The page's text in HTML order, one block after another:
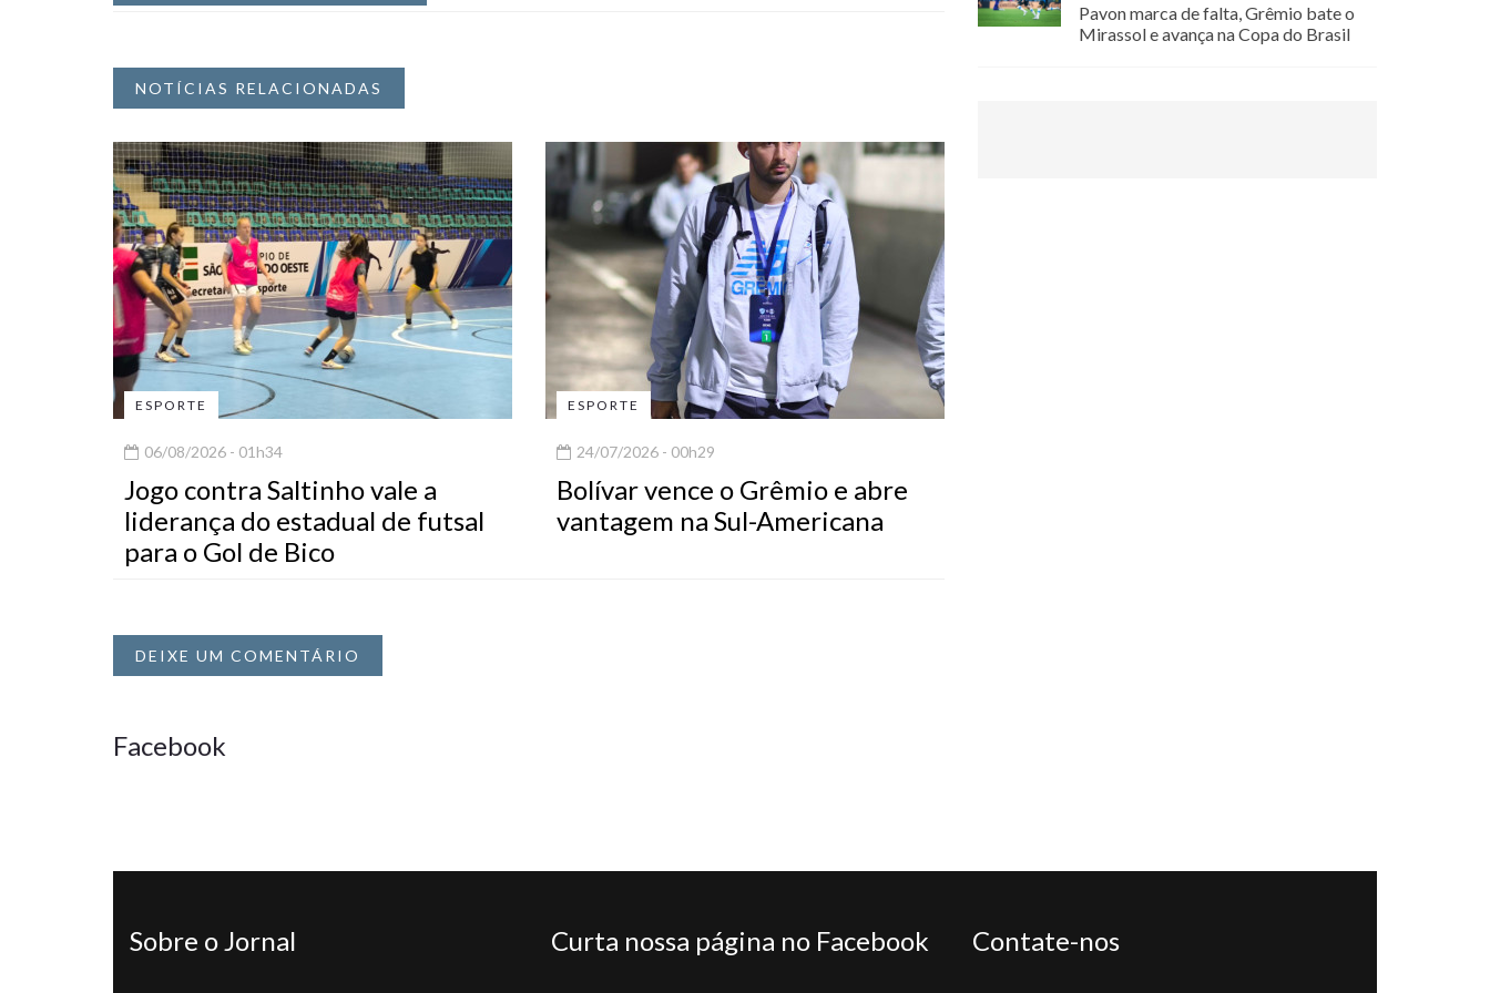
NOTÍCIAS RELACIONADAS
ESPORTE
06/08/2026 - 01h34
Jogo contra Saltinho vale a
liderança do estadual de futsal
para o Gol de Bico
ESPORTE
24/07/2026 - 00h29
Bolívar vence o Grêmio e abre
vantagem na Sul-Americana
DEIXE UM COMENTÁRIO
Facebook
Pavon marca de falta, Grêmio bate o
Mirassol e avança na Copa do Brasil
Sobre o Jornal Curta nossa página no Facebook Contate-nos